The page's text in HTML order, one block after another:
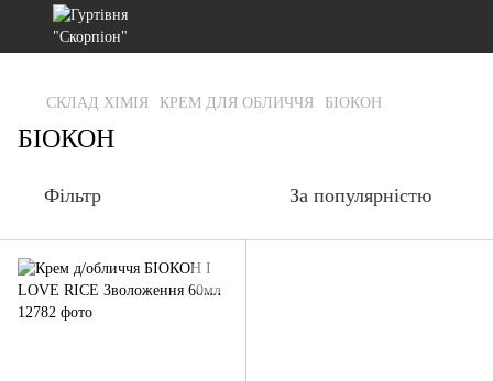
gtag('js', new Date()); gtag('config', 'G-RFXCKGNRF7');
СКЛАД ХІМІЯ КРЕМ ДЛЯ ОБЛИЧЧЯ БІОКОН
БІОКОН
Фільтр За популярністю